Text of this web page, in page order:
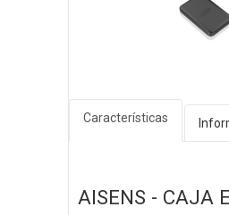
Características
AISENS - CAJA